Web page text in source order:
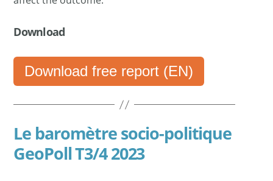
Download
Download free report (EN)
Le baromètre socio-politique
GeoPoll T3/4 2023